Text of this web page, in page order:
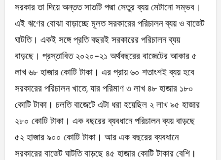
সরকার তা দিয়ে অন্তত সাতটি পদ্মা সেতুর ব্যয় মেটানো সম্ভব।
এই ঋণের বোঝা বাড়াচ্ছে মূলত সরকারের পরিচালন ব্যয় ও বাজেট
ঘাটতি। একই সঙ্গে প্রতি বছরই সরকারের পরিচালন ব্যয়
বাড়ছে। প্রস্তাবিত ২০২০-২১ অর্থবছরের বাজেটের আকার ৫
লাখ ৬৮ হাজার কোটি টাকা। এর প্রায় ৬০ শতাংশই ব্যয় হবে
সরকারের পরিচালন খাতে, যার পরিমাণ ৩ লাখ ৪৮ হাজার ১৮০
কোটি টাকা। চলতি বাজেটে এটা ধরা হয়েছিল ২ লাখ ৯৫ হাজার
২৮০ কোটি টাকা। এক বছরের ব্যবধানে পরিচালন ব্যয় বাড়ছে
৫২ হাজার ৯০০ কোটি টাকা। আর এক বছরের ব্যবধানে
সরকারের বাজেট ঘাটতি বাড়ছে ৪৫ হাজার কোটি টাকার বেশি।